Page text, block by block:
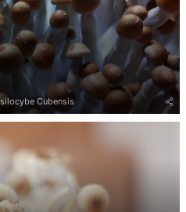
Cubensis